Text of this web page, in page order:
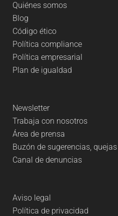
Quiénes somos
Blog
Código ético
Política compliance
Política empresarial
Plan de igualdad
Newsletter
Trabaja con nosotros
Área de prensa
Buzón de sugerencias,
Canal de denuncias
Aviso legal
Política de privacidad